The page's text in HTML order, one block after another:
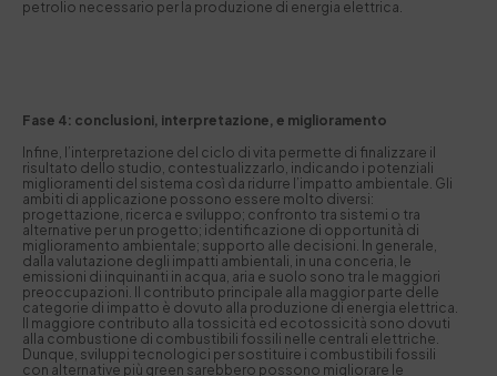
petrolio necessario per la produzione di energia elettrica.
Fase 4: conclusioni, interpretazione, e miglioramento
Infine, l’interpretazione del ciclo di vita permette di finalizzare il
risultato dello studio, contestualizzarlo, indicando i potenziali
miglioramenti del sistema così da ridurre l’impatto ambientale. Gli
ambiti di applicazione possono essere molto diversi:
progettazione, ricerca e sviluppo; confronto tra sistemi o tra
alternative per un progetto; identificazione di opportunità di
miglioramento ambientale; supporto alle decisioni. In generale,
dalla valutazione degli impatti ambientali, in una conceria, le
emissioni di inquinanti in acqua, aria e suolo sono tra le maggiori
preoccupazioni. Il contributo principale alla maggior parte delle
categorie di impatto è dovuto alla produzione di energia elettrica.
Il maggiore contributo alla tossicità ed ecotossicità sono dovuti
alla combustione di combustibili fossili nelle centrali elettriche.
Dunque, sviluppi tecnologici per sostituire i combustibili fossili
con alternative più green sarebbero possono migliorare le